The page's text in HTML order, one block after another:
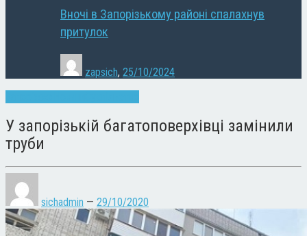
Вночі в Запорізькому районі спалахнув
притулок
zapsich, 25/10/2024
У запорізькій багатоповерхівці замінили
труби
sichadmin — 29/10/2020